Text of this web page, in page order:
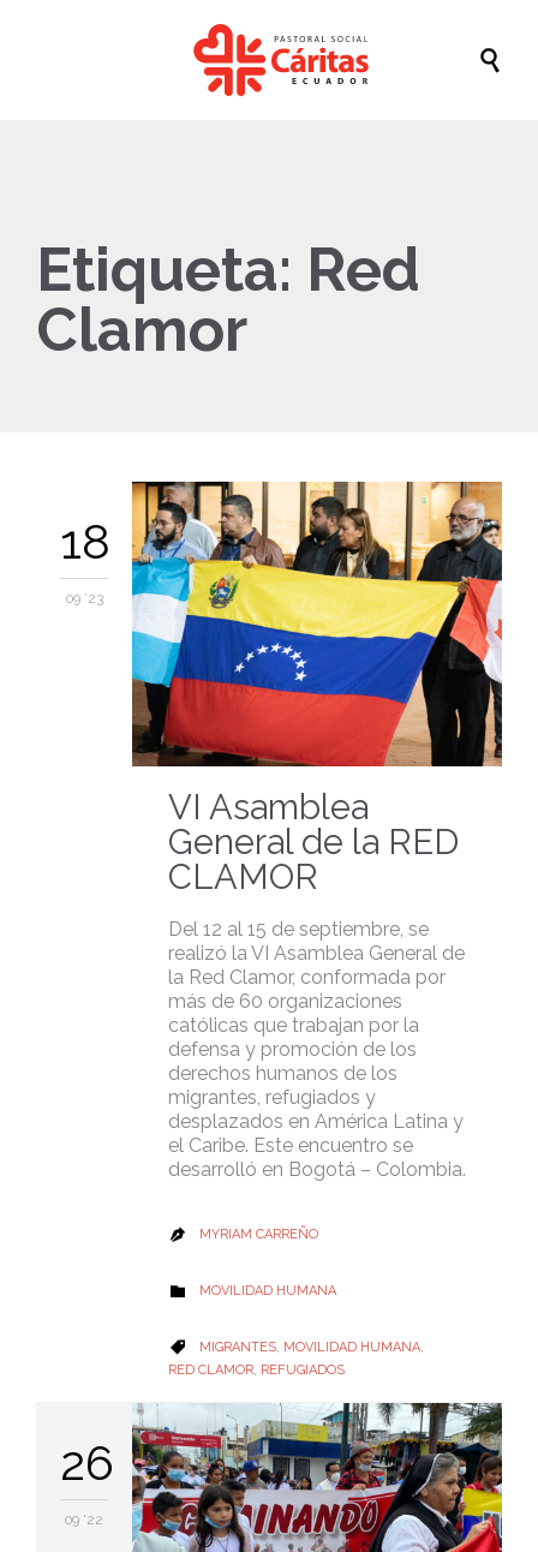

Etiqueta: Red
Clamor
18
09 '23
VI Asamblea
General de la RED
CLAMOR
Del 12 al 15 de septiembre, se
realizó la VI Asamblea General de
la Red Clamor, conformada por
más de 60 organizaciones
católicas que trabajan por la
defensa y promoción de los
derechos humanos de los
migrantes, refugiados y
desplazados en América Latina y
el Caribe. Este encuentro se
desarrolló en Bogotá – Colombia.
 MYRIAM CARREÑO
 CATEGORY
MOVILIDAD HUMANA
 CATEGORY
MIGRANTES, MOVILIDAD HUMANA,
RED CLAMOR, REFUGIADOS
26
09 '22